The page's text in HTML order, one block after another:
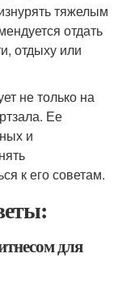
тяжелым
отдать
отдыху или
не только на
Ее
и
к его советам.
для